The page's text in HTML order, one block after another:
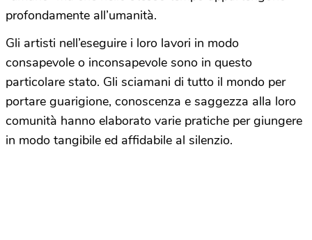
profondamente all’umanità.
Gli artisti nell’eseguire i loro lavori in modo
consapevole o inconsapevole sono in questo
particolare stato. Gli sciamani di tutto il mondo per
portare guarigione, conoscenza e saggezza alla loro
comunità hanno elaborato varie pratiche per giungere
in modo tangibile ed affidabile al silenzio.